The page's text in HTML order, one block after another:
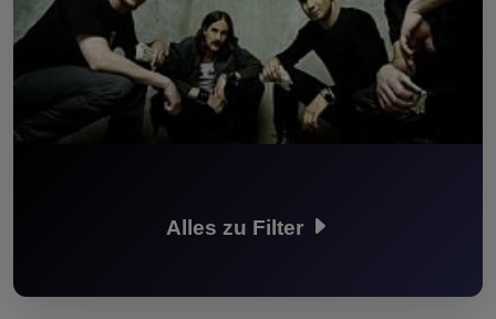
Alles zu Filter